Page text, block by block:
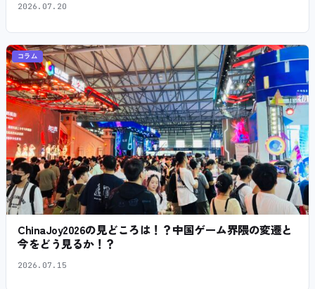
2026.07.20
コラム
ChinaJoy2026の見どころは！？中国ゲーム界隈の変遷と
今をどう見るか！？
2026.07.15